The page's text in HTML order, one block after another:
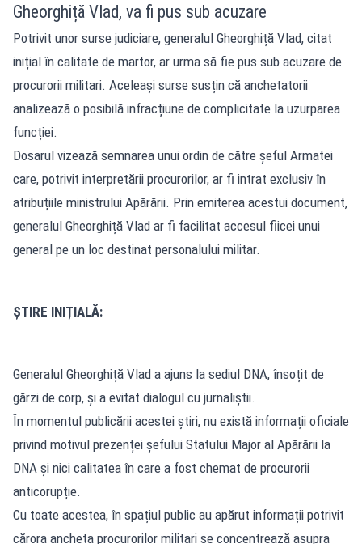
Gheorghiță Vlad, va fi pus sub acuzare
Potrivit unor surse judiciare, generalul Gheorghiță Vlad, citat
inițial în calitate de martor, ar urma să fie pus sub acuzare de
procurorii militari. Aceleași surse susțin că anchetatorii
analizează o posibilă infracțiune de complicitate la uzurparea
funcției.
Dosarul vizează semnarea unui ordin de către șeful Armatei
care, potrivit interpretării procurorilor, ar fi intrat exclusiv în
atribuțiile ministrului Apărării. Prin emiterea acestui document,
generalul Gheorghiță Vlad ar fi facilitat accesul fiicei unui
general pe un loc destinat personalului militar.
ȘTIRE INIȚIALĂ:
Generalul Gheorghiță Vlad a ajuns la sediul DNA, însoțit de
gărzi de corp, și a evitat dialogul cu jurnaliștii.
În momentul publicării acestei știri, nu există informații oficiale
privind motivul prezenței șefului Statului Major al Apărării la
DNA și nici calitatea în care a fost chemat de procurorii
anticorupție.
Cu toate acestea, în spațiul public au apărut informații potrivit
cărora ancheta procurorilor militari se concentrează asupra